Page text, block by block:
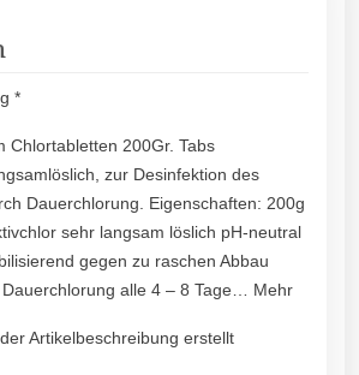
*
Chlortabletten 200Gr. Tabs
zur Desinfektion des
Dauerchlorung. Eigenschaften: 200g
sehr langsam löslich pH-neutral
gegen zu raschen Abbau
alle 4 – 8 Tage… Mehr
Artikelbeschreibung erstellt